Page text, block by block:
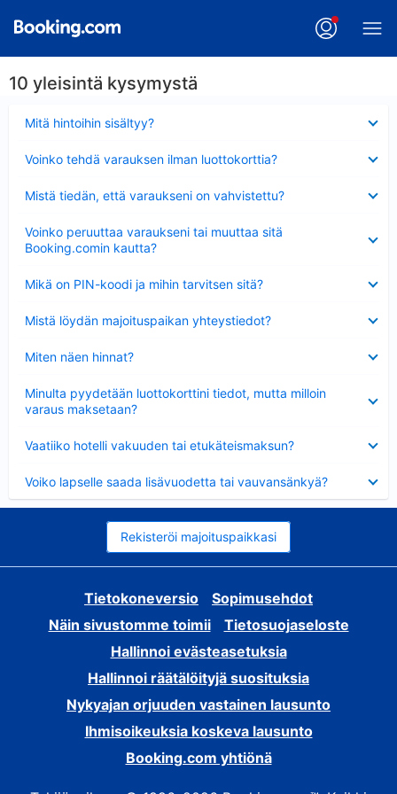
10 yleisintä kysymystä
Mitä hintoihin sisältyy?
Voinko tehdä varauksen ilman luottokorttia?
Mistä tiedän, että varaukseni on vahvistettu?
Voinko peruuttaa varaukseni tai muuttaa sitä
Booking.comin kautta?
Mikä on PIN-koodi ja mihin tarvitsen sitä?
Mistä löydän majoituspaikan yhteystiedot?
Miten näen hinnat?
Minulta pyydetään luottokorttini tiedot, mutta milloin
varaus maksetaan?
Vaatiiko hotelli vakuuden tai etukäteismaksun?
Voiko lapselle saada lisävuodetta tai vauvansänkyä?
Rekisteröi majoituspaikkasi
Tietokoneversio
Sopimusehdot
Näin sivustomme toimii
Tietosuojaseloste
Hallinnoi evästeasetuksia
Hallinnoi räätälöityjä suosituksia
Nykyajan orjuuden vastainen lausunto
Ihmisoikeuksia koskeva lausunto
Booking.com yhtiönä